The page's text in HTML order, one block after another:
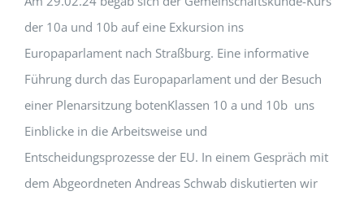
der 10a und 10b auf eine Exkursion ins
Europaparlament nach Straßburg. Eine informative
Führung durch das Europaparlament und der Besuch
einer Plenarsitzung botenKlassen 10 a und 10b uns
Einblicke in die Arbeitsweise und
Entscheidungsprozesse der EU. In einem Gespräch mit
dem Abgeordneten Andreas Schwab diskutierten wir